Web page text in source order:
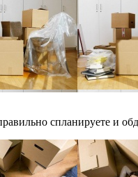
спланируете и